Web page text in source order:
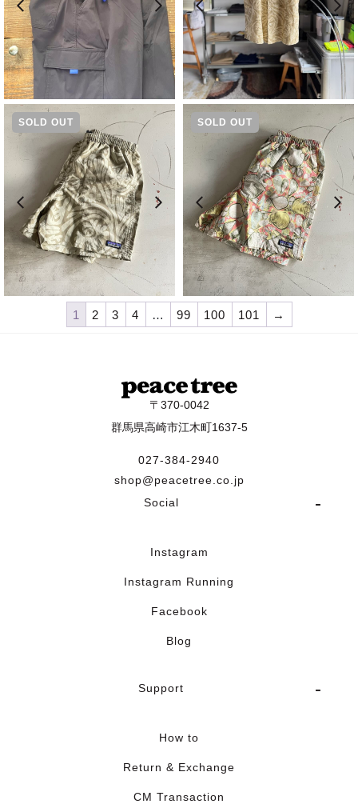
し
で
す。
し
た。
で
す。
¥18,150 元
価
格
は
¥18,150
で
し
た。
¥14,520
の
価
格
は
¥14,520
で
す。
¥12,100 元
の
価
格
は
¥12,100
で
し
た。
¥9,680現
在
の
価
格
は
¥9,680
で
す。
SOLD OUT
¥ 9,900 元
価
¥7,920
の
¥7,920
で
SOLD OUT
¥9,900 元
の
価
¥7,920
1 2 3 4 … 99 100 101 →
〒370-0042
群馬県高崎市江木町1637-5
027-384-2940
shop@peacetree.co.jp
Social
Instagram
Instagram Running
Facebook
Blog
Support
How to
Return & Exchange
CM Transaction